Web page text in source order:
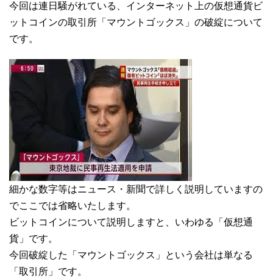
今回は連日騒がれている、インターネット上の仮想通貨ビ
ットコインの取引所「マウントゴックス」の破綻について
です。
細かな数字等はニュース・新聞で詳しく説明していますの
でここでは省略いたします。
ビットコインについて説明しますと、いわゆる「仮想通
貨」です。
今回破綻した「マウントゴックス」という会社は単なる
「取引所」です。